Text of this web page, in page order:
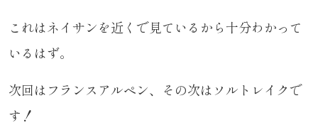
これはネイサンを近くで見ているから十分わかって
いるはず。
次回はフランスアルペン、その次はソルトレイクで
す！